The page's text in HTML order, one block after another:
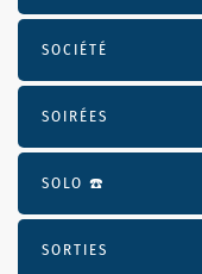
SOCIÉTÉ
SOIRÉES
SOLO ☎️
SORTIES